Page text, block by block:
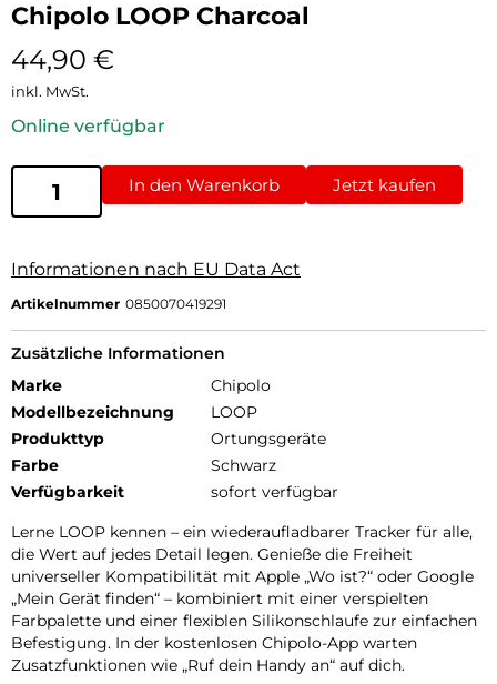
Chipolo LOOP Charcoal
44,90 €
inkl. MwSt.
Online verfügbar
In den Warenkorb Jetzt kaufen
Informationen nach EU Data Act
Artikelnummer 0850070419291
Zusätzliche Informationen
Marke
Chipolo
Modellbezeichnung
LOOP
Produkttyp
Ortungsgeräte
Farbe
Schwarz
Verfügbarkeit
sofort verfügbar
Lerne LOOP kennen – ein wiederaufladbarer Tracker für alle,
die Wert auf jedes Detail legen. Genieße die Freiheit
universeller Kompatibilität mit Apple „Wo ist?“ oder Google
„Mein Gerät finden“ – kombiniert mit einer verspielten
Farbpalette und einer flexiblen Silikonschlaufe zur einfachen
Befestigung. In der kostenlosen Chipolo-App warten
Zusatzfunktionen wie „Ruf dein Handy an“ auf dich.